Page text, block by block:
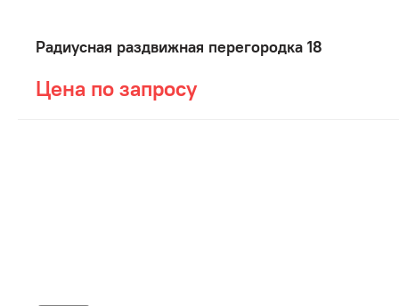
Радиусная раздвижная перегородка 18
Цена по запросу